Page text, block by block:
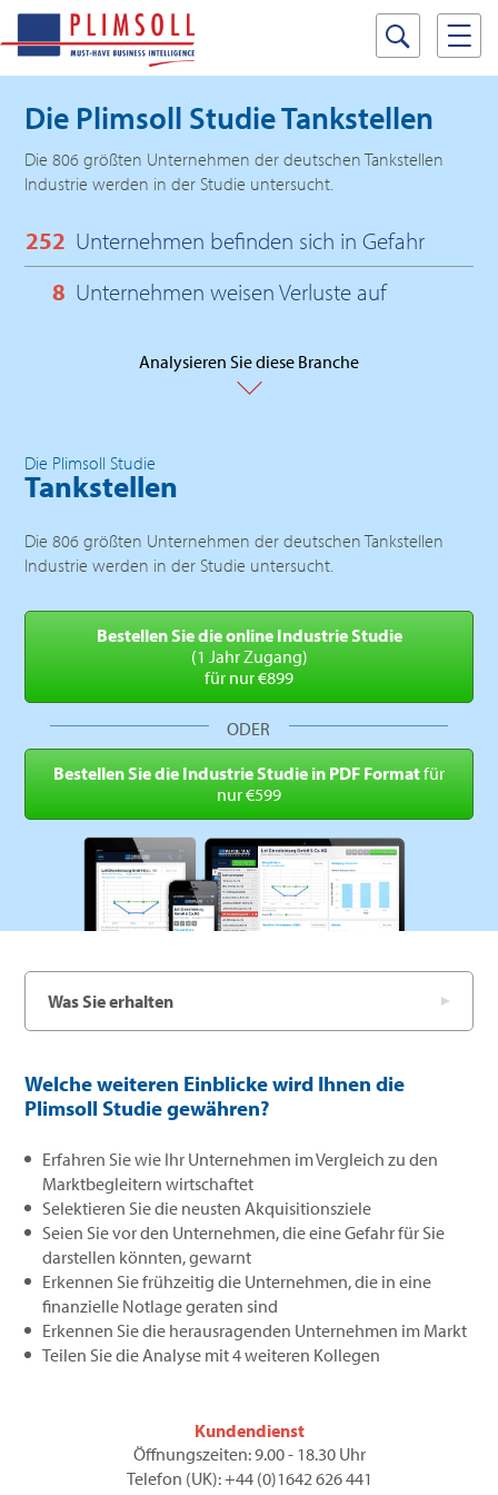
Die Plimsoll StudieTankstellen
Die 806 größten Unternehmen der deutschen Tankstellen
Industrie werden in der Studie untersucht.
252 Unternehmen befinden sich in Gefahr
8 Unternehmen weisen Verluste auf
Analysieren Sie diese Branche
Die Plimsoll Studie
Tankstellen
Die 806 größten Unternehmen der deutschen Tankstellen
Industrie werden in der Studie untersucht.
Bestellen Sie die online Industrie Studie
(1 Jahr Zugang)
für nur €899
ODER
Bestellen Sie die IndustrieStudie in PDF Formatfür
nur €599
Was Sie erhalten
Welche weiteren Einblicke wird Ihnen die
Plimsoll Studie gewähren?
Erfahren Sie wie Ihr Unternehmen im Vergleich zu den
Marktbegleitern wirtschaftet
Selektieren Sie die neusten Akquisitionsziele
Seien Sie vor den Unternehmen, die eine Gefahr für Sie
darstellen könnten, gewarnt
Erkennen Sie frühzeitig die Unternehmen, die in eine
finanzielle Notlage geraten sind
Erkennen Sie die herausragenden Unternehmen im Markt
Teilen Sie die Analyse mit 4 weiteren Kollegen
Kundendienst
Öffnungszeiten: 9.00 - 18.30 Uhr
Telefon (UK): +44 (0)1642 626 441